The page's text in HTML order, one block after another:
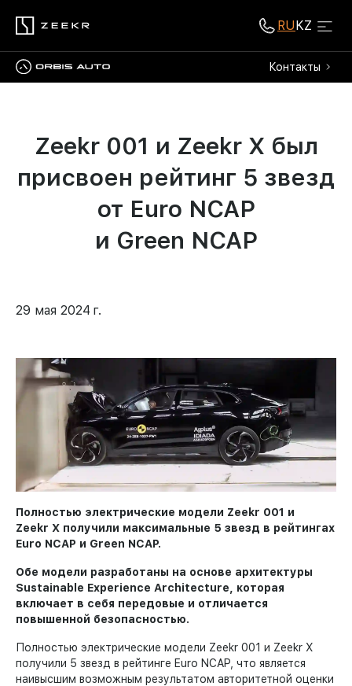
RUKZ
Контакты
Zeekr 001 и Zeekr X был
присвоен рейтинг 5 звезд
от Euro NCAP
и Green NCAP
29 мая 2024 г.
Полностью электрические модели Zeekr 001 и
Zeekr X получили максимальные 5 звезд в рейтингах
Euro NCAP и Green NCAP.
Обе модели разработаны на основе архитектуры
Sustainable Experience Architecture, которая
включает в себя передовые и отличается
повышенной безопасностью.
Полностью электрические модели Zeekr 001 и Zeekr X
получили 5 звезд в рейтинге Euro NCAP, что является
наивысшим возможным результатом авторитетной оценки